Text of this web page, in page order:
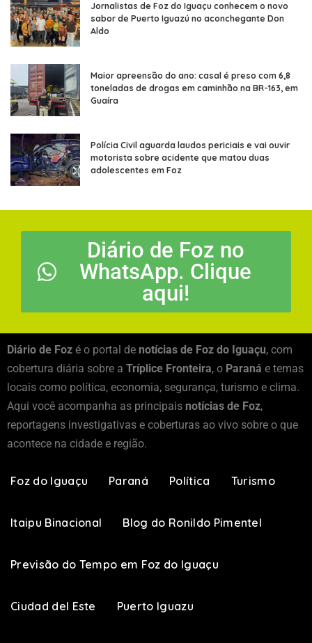
Jornalistas de Foz do Iguaçu conhecem o novo
sabor de Puerto Iguazú no aconchegante Don
Aldo
Maior apreensão do ano: casal é preso com 6,8
toneladas de drogas em caminhão na BR-163, em
Guaíra
Polícia Civil aguarda laudos periciais e vai ouvir
motorista sobre acidente que matou duas
adolescentes em Foz
Diário de Foz no
WhatsApp. Clique
aqui!
Diário de Foz é o portal de notícias de Foz do Iguaçu, com
cobertura diária sobre a Tríplice Fronteira, o Paraná e temas
locais como política, economia, segurança, turismo e clima.
Aqui você acompanha as principais notícias de Foz,
reportagens investigativas e coberturas ao vivo sobre o que
acontece na cidade e região.
Foz do Iguaçu Paraná Política Turismo
Itaipu Binacional Blog do Ronildo Pimentel
Previsão do Tempo em Foz do Iguaçu
Ciudad del Este Puerto Iguazu